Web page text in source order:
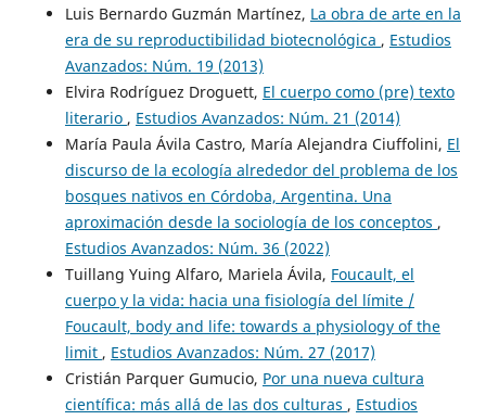
Luis Bernardo Guzmán Martínez, La obra de arte en la
era de su reproductibilidad biotecnológica , Estudios
Avanzados: Núm. 19 (2013)
Elvira Rodríguez Droguett, El cuerpo como (pre) texto
literario , Estudios Avanzados: Núm. 21 (2014)
María Paula Ávila Castro, María Alejandra Ciuffolini, El
discurso de la ecología alrededor del problema de los
bosques nativos en Córdoba, Argentina. Una
aproximación desde la sociología de los conceptos ,
Estudios Avanzados: Núm. 36 (2022)
Tuillang Yuing Alfaro, Mariela Ávila, Foucault, el
cuerpo y la vida: hacia una fisiología del límite /
Foucault, body and life: towards a physiology of the
limit , Estudios Avanzados: Núm. 27 (2017)
Cristián Parquer Gumucio, Por una nueva cultura
científica: más allá de las dos culturas , Estudios